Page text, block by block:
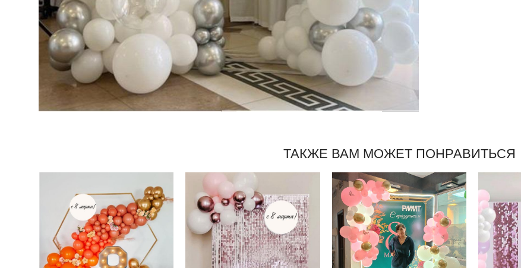
ТАКЖЕ ВАМ МОЖЕТ ПОНРАВИТЬСЯ